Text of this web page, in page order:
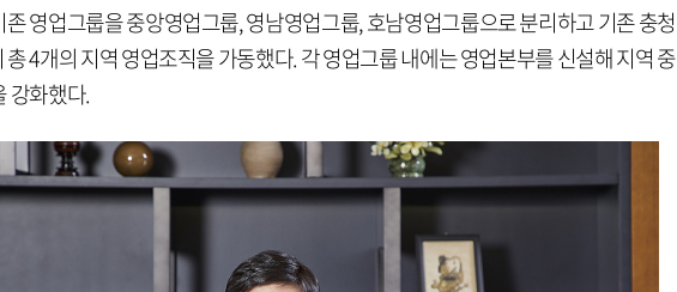
영업그룹을 중앙영업그룹, 영남영업그룹, 호남영업그룹으로 분리하고 기존 충청
4개의 지역 영업조직을 가동했다. 각 영업그룹 내에는 영업본부를 신설해 지역 중
강화했다.